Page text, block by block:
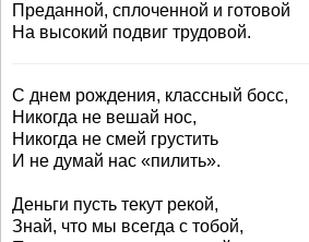
Преданной, сплоченной и готовой
На высокий подвиг трудовой.
С днем рождения, классный босс,
Никогда не вешай нос,
Никогда не смей грустить
И не думай нас «пилить».
Деньги пусть текут рекой,
Знай, что мы всегда с тобой,